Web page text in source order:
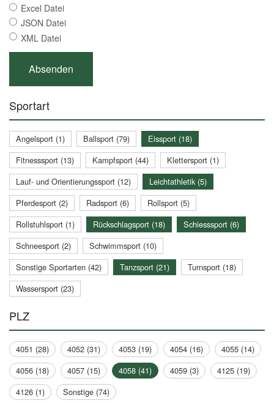
Excel Datei
JSON Datei
XML Datei
Sportart
Angelsport (1) Ballsport (79)
Eissport (18)
Fitnesssport (13)
Kampfsport (44)
Klettersport (1)
Lauf- und Orientierungssport (12)
Leichtathletik (5)
Pferdesport (2)
Radsport (6)
Rollsport (5)
Rollstuhlsport (1)
Rückschlagsport (18)
Schiesssport (6)
Schneesport (2)
Schwimmsport (10)
Sonstige Sportarten (42)
Tanzsport (21)
Turnsport (18)
Wassersport (23)
PLZ
4051 (28) 4052 (31) 4053 (19) 4054 (16)
4055 (14)
4056 (18)
4057 (15) 4058 (41) 4059 (3)
4125 (19)
4126 (1)
Sonstige (74)